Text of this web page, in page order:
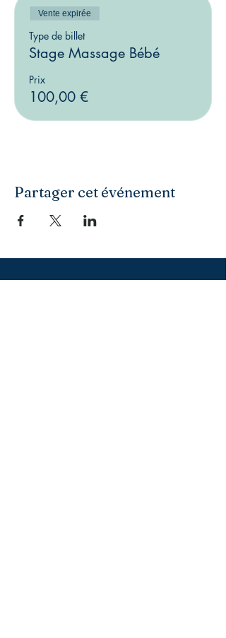
Vente expirée
Type de billet
Stage Massage Bébé
Prix
100,00 €
Partager cet événement